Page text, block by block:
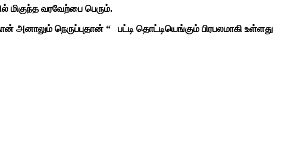
மிகுந்த வரவேற்பை பெரும்.
நெருப்புதான் “ பட்டி தொட்டியெங்கும் பிரபலமாகி உள்ளது